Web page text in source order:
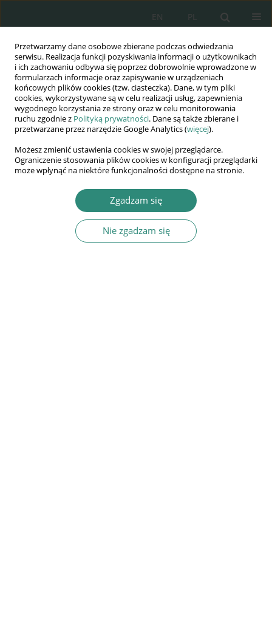
Przetwarzamy dane osobowe zbierane podczas odwiedzania
serwisu. Realizacja funkcji pozyskiwania informacji o użytkownikach
i ich zachowaniu odbywa się poprzez dobrowolnie wprowadzone w
formularzach informacje oraz zapisywanie w urządzeniach
końcowych plików cookies (tzw. ciasteczka). Dane, w tym pliki
cookies, wykorzystywane są w celu realizacji usług, zapewnienia
wygodnego korzystania ze strony oraz w celu monitorowania
ruchu zgodnie z Polityką prywatności. Dane są także zbierane i
przetwarzane przez narzędzie Google Analytics (więcej).
Możesz zmienić ustawienia cookies w swojej przeglądarce.
Ograniczenie stosowania plików cookies w konfiguracji przeglądarki
może wpłynąć na niektóre funkcjonalności dostępne na stronie.
Zgadzam się
Nie zgadzam się
PL
EN
Wydawnictwo
AWSGE
Akademia Nauk Stosowanych
WSGE
im. Alcide De Gasperi
Krzysztof Orzeszyna
Freedom of Religion as a European Value